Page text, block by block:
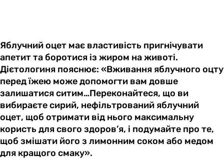
Яблучний оцет має властивість пригнічувати
апетит та боротися із жиром на животі.
Дієтологиня пояснює: «Вживання яблучного оцту
перед їжею може допомогти вам довше
залишатися ситим…Переконайтеся, що ви
вибираєте сирий, нефільтрований яблучний
оцет, щоб отримати від нього максимальну
користь для свого здоров’я, і ​​подумайте про те,
щоб змішати його з лимонним соком або медом
для кращого смаку».